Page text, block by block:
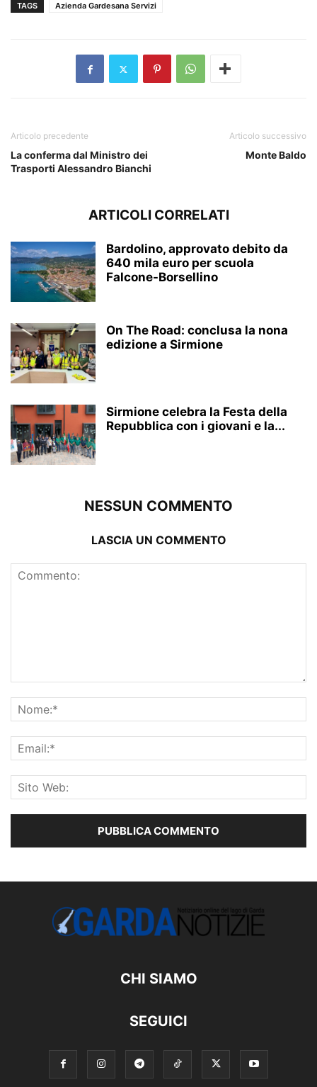
TAGS Azienda Gardesana Servizi
Articolo precedente
La conferma dal Ministro dei
Trasporti Alessandro Bianchi
Articolo successivo
Monte Baldo
ARTICOLI CORRELATI
Bardolino, approvato debito da
640 mila euro per scuola
Falcone-Borsellino
On The Road: conclusa la nona
edizione a Sirmione
Sirmione celebra la Festa della
Repubblica con i giovani e la...
NESSUN COMMENTO
LASCIA UN COMMENTO
CHI SIAMO
SEGUICI